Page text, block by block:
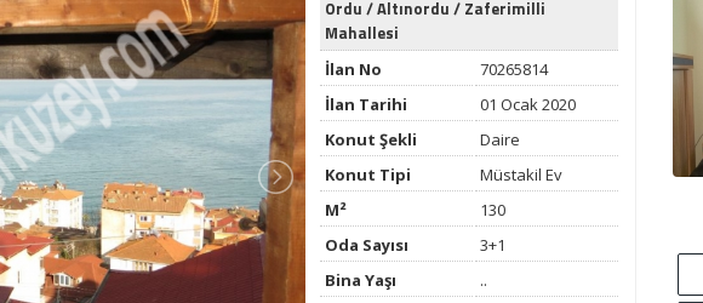
Ordu /Altınordu / Zaferimilli
Mahallesi
İlan No
70265814
İlan Tarihi
01 Ocak 2020
Konut Şekli
Daire
Konut Tipi
Müstakil Ev
M²
130
Oda Sayısı
3+1
Bina Yaşı
..